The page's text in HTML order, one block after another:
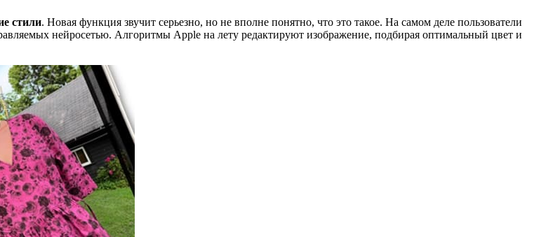
стили. Новая функция звучит серьезно, но не вполне понятно, что это такое. На самом деле пользователи
нейросетью. Алгоритмы Apple на лету редактируют изображение, подбирая оптимальный цвет и